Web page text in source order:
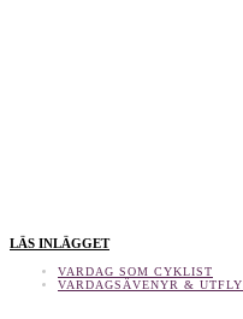
LÄS INLÄGGET
VARDAG SOM CYKLIST
VARDAGSÄVENYR &